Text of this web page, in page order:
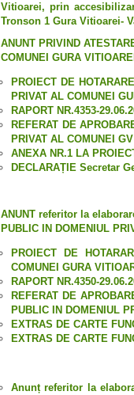
Vitioarei, prin
Tronson 1 Gura Vitioarei-
ANUNT PRIVIND
COMUNEI GURA VITIOAREI
PROIECT DE
PRIVAT AL COMUNEI
RAPORT NR.4353-
REFERAT DE
PRIVAT AL COMUNEI GV
ANEXA NR.1 LA
DECLARAȚIE Secretar
ANUNT referitor la
PUBLIC IN DOMENIUL
PROIECT DE
COMUNEI GURA
RAPORT NR.4350-
REFERAT DE
PUBLIC IN DOMENIUL
EXTRAS DE CARTE
EXTRAS DE CARTE
Anunț referitor la